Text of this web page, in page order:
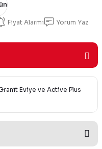
Fiyat Alarmı Yorum Yaz
Eviye ve Active Plus